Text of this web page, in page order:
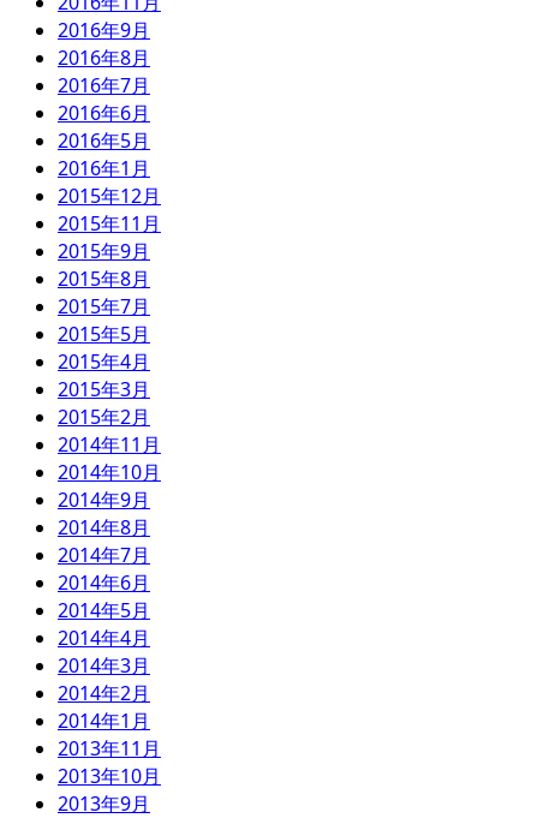
2016年9月
2016年8月
2016年7月
2016年6月
2016年5月
2016年1月
2015年12月
2015年11月
2015年9月
2015年8月
2015年7月
2015年5月
2015年4月
2015年3月
2015年2月
2014年11月
2014年10月
2014年9月
2014年8月
2014年7月
2014年6月
2014年5月
2014年4月
2014年3月
2014年2月
2014年1月
2013年11月
2013年10月
2013年9月